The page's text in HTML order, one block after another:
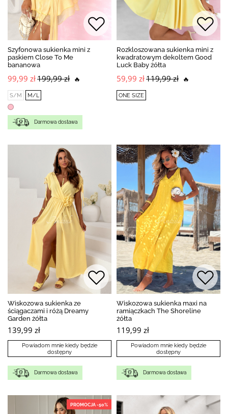
Szyfonowa sukienka mini z
paskiem Close To Me
bananowa
99,99 zł199,99 zł 🔥
S/M M/L
Darmowa dostawa
Rozkloszowana sukienka mini z
kwadratowym dekoltem Good
Luck Baby żółta
59,99 zł119,99 zł 🔥
ONE SIZE
Wiskozowa sukienka ze
ściągaczami i różą Dreamy
Garden żółta
139,99 zł
Powiadom mnie kiedy będzie
dostępny
Darmowa dostawa
Wiskozowa sukienka maxi na
ramiączkach The Shoreline
żółta
119,99 zł
Powiadom mnie kiedy będzie
dostępny
Darmowa dostawa
PROMOCJA -50%